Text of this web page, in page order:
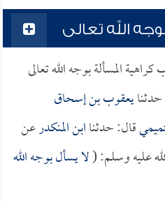
الله تعالى
المسألة بوجه الله تعالى
يعقوب بن إسحاق
قال: حدثناابن المنكدرعن
عليه وسلم: (لا يسأل بوجه الله